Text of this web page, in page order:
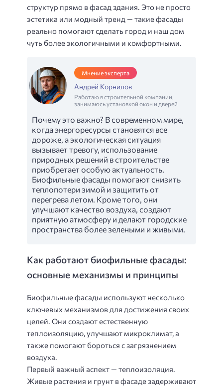
структур прямо в фасад здания. Это не просто
эстетика или модный тренд — такие фасады
реально помогают сделать город и наш дом
чуть более экологичными и комфортными.
Мнение эксперта
Андрей Корнилов
Работаю в строительной компании,
занимаюсь установкой окон и дверей
Почему это важно? В современном мире,
когда энергоресурсы становятся все
дороже, а экологическая ситуация
вызывает тревогу, использование
природных решений в строительстве
приобретает особую актуальность.
Биофильные фасады помогают снизить
теплопотери зимой и защитить от
перегрева летом. Кроме того, они
улучшают качество воздуха, создают
приятную атмосферу и делают городские
пространства более зелеными и живыми.
Как работают биофильные фасады:
основные механизмы и принципы
Биофильные фасады используют несколько
ключевых механизмов для достижения своих
целей. Они создают естественную
теплоизоляцию, улучшают микроклимат, а
также помогают бороться с загрязнением
воздуха.
Первый важный аспект — теплоизоляция.
Живые растения и грунт в фасаде задерживают